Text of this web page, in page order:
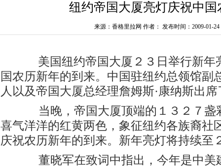
纽约帝国大厦亮灯庆祝中国
来源：香格里拉网 作者： 发布时间：2009-01-24
美国纽约帝国大厦２３日举行新年
国农历新年的到来。中国驻纽约总领馆副
人以及帝国大厦总经理詹姆斯·康纳斯出
当晚，帝国大厦顶端的１３２７盏
喜气洋洋的红黄两色，象征纽约各族裔社
庆祝农历新年的到来。新年亮灯将持续至
董晓军在致词中指出，今年是中美